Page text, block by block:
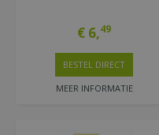
€ 6,49
MEER INFORMATIE
BESTEL DIRECT